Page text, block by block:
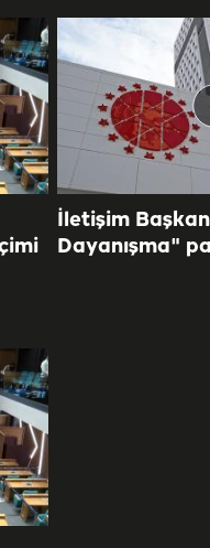
İletişim
Dayanışma"